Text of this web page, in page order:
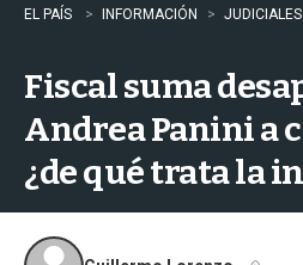
EL PAÍS INFORMACIÓN JUDICIALES
Fiscal suma
Andrea Panini a
¿de qué trata la